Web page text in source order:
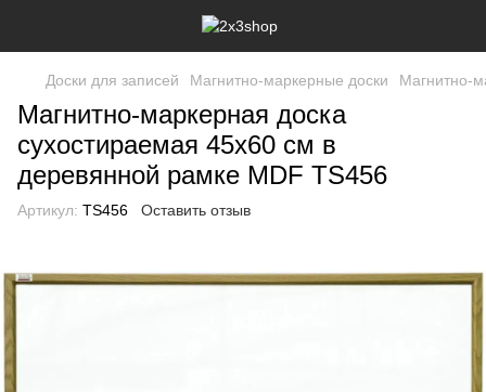
Доски для записей Магнитно-маркерные доски Магнитно-
Магнитно-маркерная доска
сухостираемая 45x60 см в
деревянной рамке MDF TS456
Артикул: TS456 Оставить отзыв